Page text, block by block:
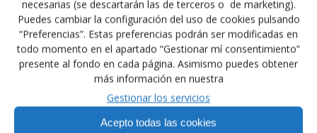
necesarias (se descartarán las de terceros o de marketing).
Puedes cambiar la configuración del uso de cookies pulsando
“Preferencias”. Estas preferencias podrán ser modificadas en
todo momento en el apartado “Gestionar mí consentimiento”
presente al fondo en cada página. Asimismo puedes obtener
más información en nuestra
Gestionar los servicios
Acepto todas las cookies
eventos.
Un total de 80 países participaron en este Campeonato
del Mundo, España se clasifico en el puesto 18 en el
total y en el puesto 10 en Sambo Femenino.
Muchas felicidades a las medallistas y a todo el equipo